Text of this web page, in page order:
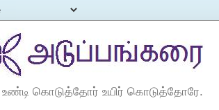
உண்டி கொடுத்தோர் உயிர் கொடுத்தோரே.